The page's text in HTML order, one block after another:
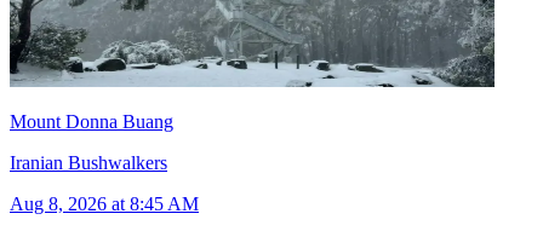
Mount Donna Buang
Iranian Bushwalkers
Aug 8, 2026 at 8:45 AM